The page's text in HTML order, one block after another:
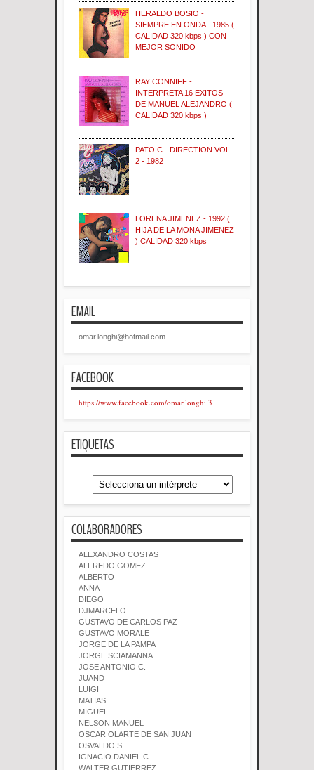
HERALDO BOSIO -
SIEMPRE EN ONDA - 1985 (
CALIDAD 320 kbps ) CON
MEJOR SONIDO
RAY CONNIFF -
INTERPRETA 16 EXITOS
DE MANUEL ALEJANDRO (
CALIDAD 320 kbps )
PATO C - DIRECTION VOL
2 - 1982
LORENA JIMENEZ - 1992 (
HIJA DE LA MONA JIMENEZ
) CALIDAD 320 kbps
EMAIL
omar.longhi@hotmail.com
FACEBOOK
https://www.facebook.com/omar.longhi.3
ETIQUETAS
COLABORADORES
ALEXANDRO COSTAS
ALFREDO GOMEZ
ALBERTO
ANNA
DIEGO
DJMARCELO
GUSTAVO DE CARLOS PAZ
GUSTAVO MORALE
JORGE DE LA PAMPA
JORGE SCIAMANNA
JOSE ANTONIO C.
JUAND
LUIGI
MATIAS
MIGUEL
NELSON MANUEL
OSCAR OLARTE DE SAN JUAN
OSVALDO S.
IGNACIO DANIEL C.
WALTER GUTIERREZ